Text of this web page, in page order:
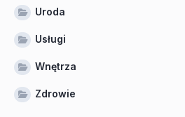
Uroda
Usługi
Wnętrza
Zdrowie